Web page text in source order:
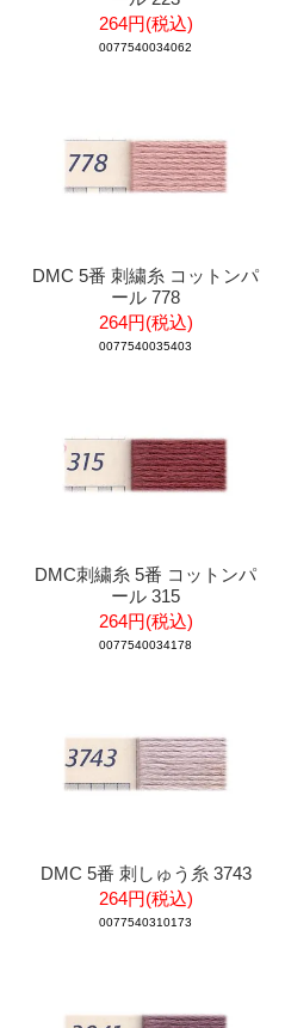
264円(税込)
0077540034062
DMC 5番 刺繍糸 コットンパ
ール 778
264円(税込)
0077540035403
DMC刺繍糸 5番 コットンパ
ール 315
264円(税込)
0077540034178
DMC 5番 刺しゅう糸 3743
264円(税込)
0077540310173